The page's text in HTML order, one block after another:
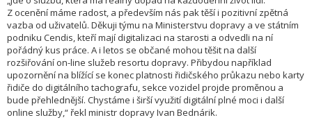
Z ocenění máme radost, a především nás pak těší i pozitivní zpětná
vazba od uživatelů. Děkuji týmu na Ministerstvu dopravy a ve státním
podniku Cendis, kteří mají digitalizaci na starosti a odvedli na ní
pořádný kus práce. A i letos se občané mohou těšit na další
rozšiřování on-line služeb resortu dopravy. Přibydou například
upozornění na blížící se konec platnosti řidičského průkazu nebo karty
řidiče do digitálního tachografu, sekce vozidel projde proměnou a
bude přehlednější. Chystáme i širší využití digitální plné moci i další
online služby,“ řekl ministr dopravy Ivan Bednárik.